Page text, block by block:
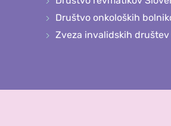
Društvo onkoloških
Zveza invalidskih društev